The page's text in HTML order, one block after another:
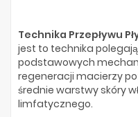
Technika Przepływu
jest to technika
podstawowych
regeneracji macierzy
średnie warstwy skóry
limfatycznego.